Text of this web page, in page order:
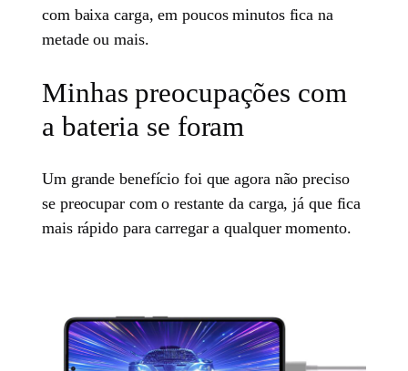
com baixa carga, em poucos minutos fica na
metade ou mais.
Minhas preocupações com
a bateria se foram
Um grande benefício foi que agora não preciso
se preocupar com o restante da carga, já que fica
mais rápido para carregar a qualquer momento.